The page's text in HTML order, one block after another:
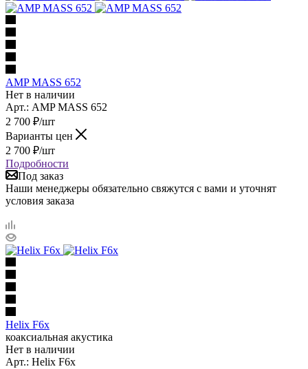
AMP MASS 652
Нет в наличии
Арт.: AMP MASS 652
2 700 ₽/шт
Варианты цен
2 700 ₽/шт
Подробности
Под заказ
Наши менеджеры обязательно свяжутся с вами и уточнят
условия заказа
Helix F6x
коаксиальная акустика
Нет в наличии
Арт.: Helix F6x